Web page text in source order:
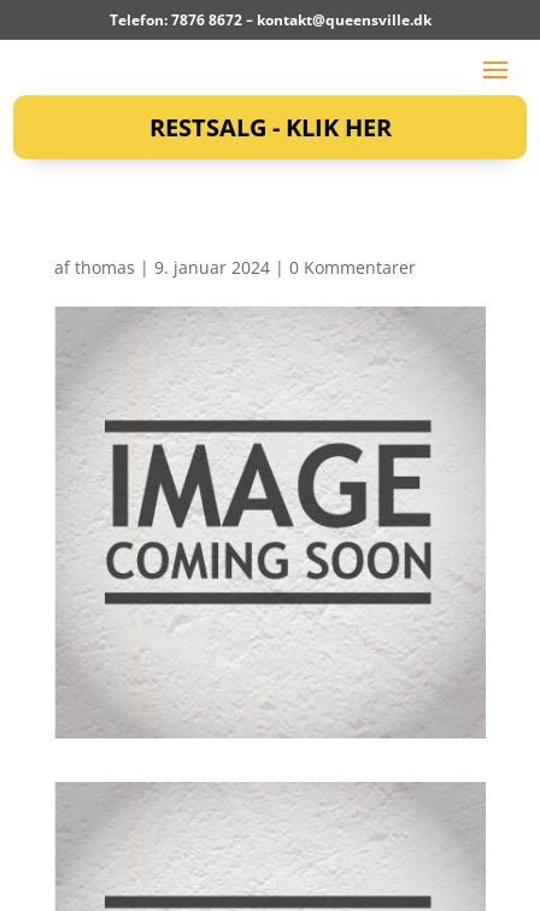
Telefon: 7876 8672 – kontakt@queensville.dk
RESTSALG - KLIK HER
afthomas | 9. januar 2024| 0 Kommentarer